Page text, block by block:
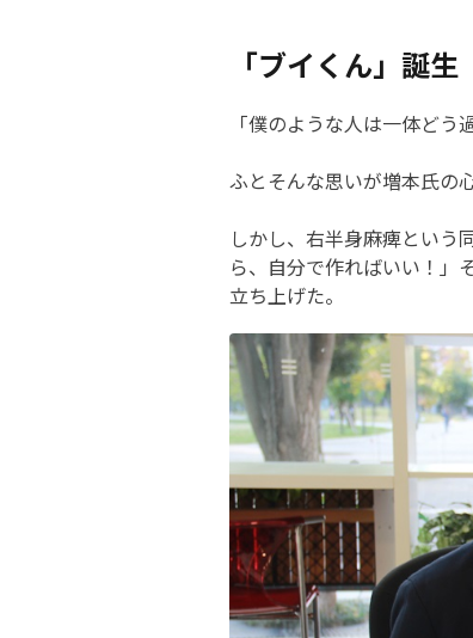
「ブイくん」誕生
「僕のような人は一体どう
ふとそんな思いが増本氏の
しかし、右半身麻痺という
ら、自分で作ればいい！」
立ち上げた。